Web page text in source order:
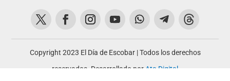
Copyright 2023 El Día de Escobar | Todos los derechos
reservados. Desarrollado por Ata Digital